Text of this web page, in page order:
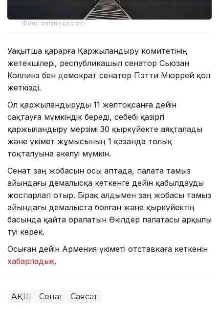
Фото: britannica.com
Уақытша қарарға Қаржыландыру комитетінің
жетекшілері, республикашыл сенатор Сьюзан
Коллинз бен демократ сенатор Пэтти Мюррей қол
жеткізді.
Ол қаржыландыруды 11 желтоқсанға дейін
сақтауға мүмкіндік береді, себебі қазіргі
қаржыландыру мерзімі 30 қыркүйекте аяқталады
және үкімет жұмысының 1 қазанда толық
тоқталуына әкелуі мүмкін.
Сенат заң жобасын осы аптада, палата тамыз
айындағы демалысқа кеткенге дейін қабылдауды
жоспарлап отыр. Бірақ алдымен заң жобасы тамыз
айындағы демалыста болған және қыркүйектің
басында қайта оралатын Өкілдер палатасы арқылы
өтуі керек.
Осыған дейін Армения үкіметі отставкаға кеткенін
хабарладық.
АҚШ Сенат Саясат